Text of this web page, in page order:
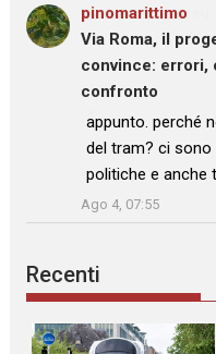
pinomarittimo
Via Roma, il
convince: errori,
confronto
: “
appunto. perché
del tram? ci
politiche e anche
”
Ago 4, 07:55
Recenti